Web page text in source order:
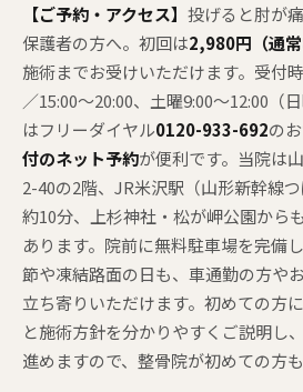
【ご予約・アクセス】 投げると肘が
保護者の方へ。初回は2,980円（通常
施術までお受けいただけます。受付
／15:00〜20:00、土曜9:00〜12:00（
はフリーダイヤル0120-933-692の
付のネット予約が便利です。当院は
2-40の2階、JR米沢駅（山形新幹線
約10分、上杉神社・松が岬公園から
あります。院前に無料駐車場を完備
節や凍結路面の日も、車通勤の方や
立ち寄りいただけます。初めての方
と施術方針を分かりやすくご説明し
進めますので、整骨院が初めての方